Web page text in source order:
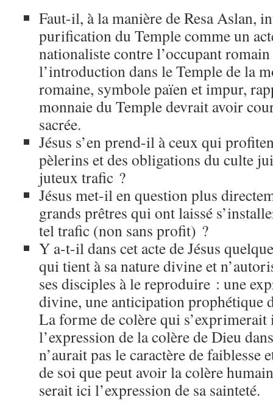
Faut-il, à la manière de Resa Aslan,
purification du Temple comme un
nationaliste contre l’occupant
l’introduction dans le Temple de la
romaine, symbole païen et impur,
monnaie du Temple devrait avoir
sacrée.
Jésus s’en prend-il à ceux qui
pèlerins et des obligations du culte
juteux trafic ?
Jésus met-il en question plus
grands prêtres qui ont laissé
tel trafic (non sans profit) ?
Y a-t-il dans cet acte de Jésus
qui tient à sa nature divine et
ses disciples à le reproduire : une
divine, une anticipation prophétique
La forme de colère qui
l’expression de la colère de Dieu
n’aurait pas le caractère de faiblesse
de soi que peut avoir la colère
serait ici l’expression de sa sainteté.